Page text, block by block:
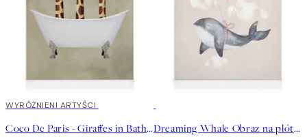
30%*
WYRÓŻNIENI ARTYŚCI
Coco De Paris - Giraffes in Bathtub Obraz na płótnie Dreaming Whale Obraz na płótnie